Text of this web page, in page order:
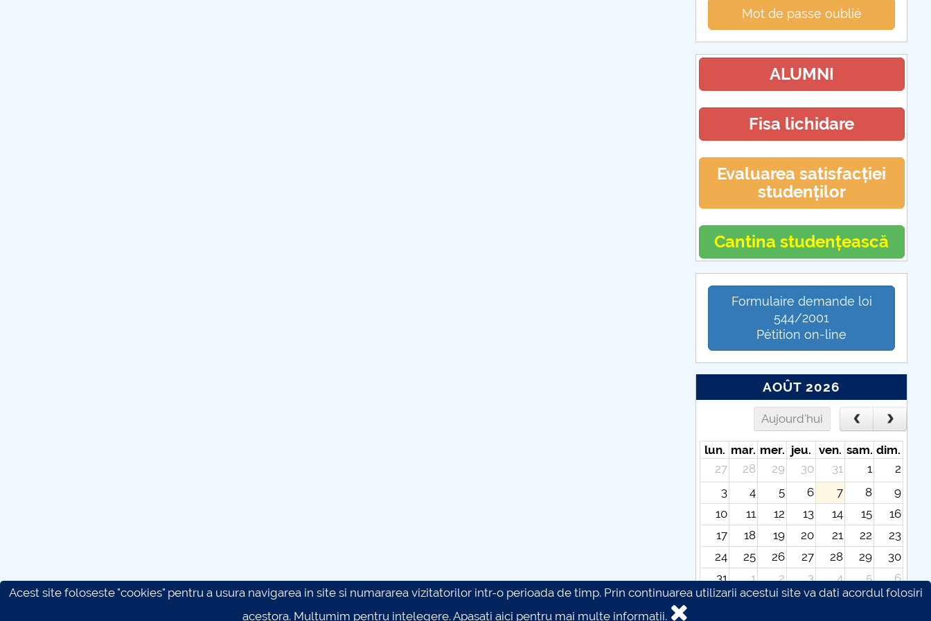
Mot de passe oublié
ALUMNI
Fisa lichidare
Evaluarea satisfacției
studenților
Cantina studențească
Formulaire demande loi
544/2001
Pétition on-line
AOÛT 2026
Aujourd'hui
lun. mar. mer. jeu. ven. sam. dim.
27
28 29 30 31 1
2
3
4 5 6 7 8
9
10
11 12 13 14 15
16
17
18 19 20 21 22
23
24
25 26 27 28 29
30
31
1 2 3 4 5
6
Acest site foloseste "cookies" pentru a usura navigarea in site si numararea vizitatorilor intr-o perioada de timp. Prin continuarea utilizarii acestui site va dati acordul folosiri
acestora. Multumim pentru intelegere.Apasati aici pentru mai multe informatii.